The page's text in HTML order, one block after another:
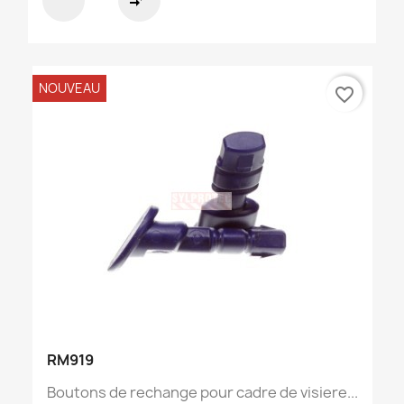
RM919
Boutons de rechange pour cadre de visiere...
NOUVEAU favorite_border